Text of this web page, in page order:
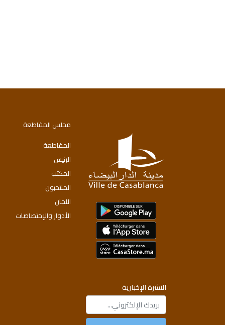
النشرة الإخبارية
مجلس المقاطعة
المقاطعة
الرئيس
المكتب
المنتخبون
اللجان
الأدوار والإختصاصات